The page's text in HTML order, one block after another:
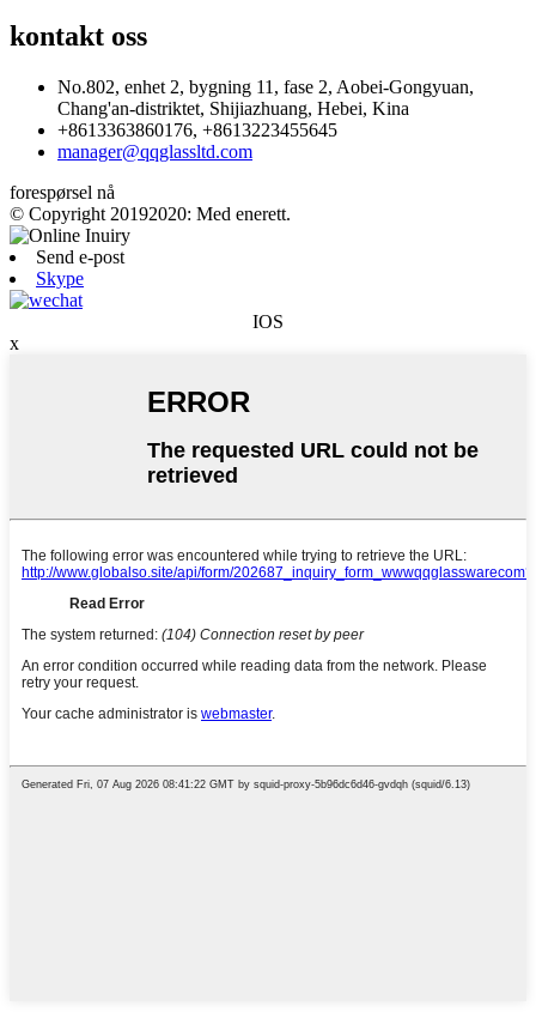
kontakt oss
No.802, enhet 2, bygning 11, fase 2, Aobei-Gongyuan,
Chang'an-distriktet, Shijiazhuang, Hebei, Kina
+8613363860176, +8613223455645
manager@qqglassltd.com
forespørsel nå
© Copyright 20192020: Med enerett.
Send e-post
Skype
IOS
x